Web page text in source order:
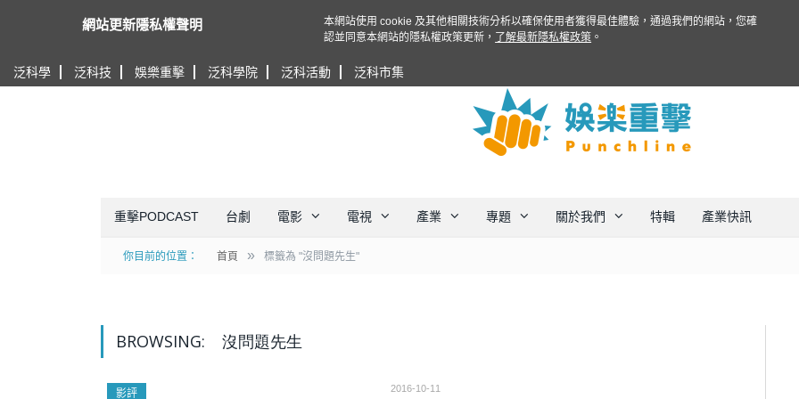
泛科學 泛科技 娛樂重擊 泛科學院 泛科活動 泛科市集
重擊PODCAST 台劇 電影 電視 產業 專題 關於我們 特輯 產業快訊
你目前的位置： 首頁 » 標籤為 "沒問題先生"
BROWSING: 沒問題先生
影評 2016-10-11
網站更新隱私權聲明
本網站使用 cookie 及其他相關技術分析以確保使用者獲得最佳體驗，通過我們的網站，您確
認並同意本網站的隱私權政策更新，
了解最新隱私權政策 。